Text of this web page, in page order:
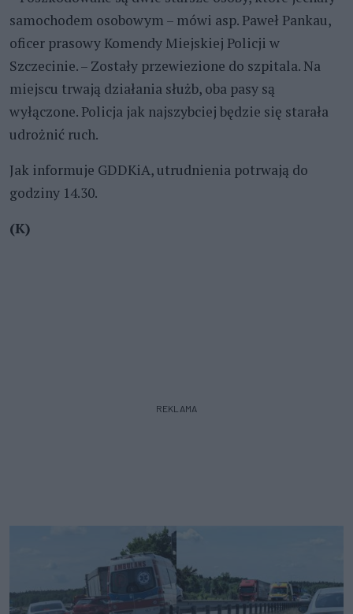
samochodem osobowym – mówi asp. Paweł Pankau,
oficer prasowy Komendy Miejskiej Policji w
Szczecinie. – Zostały przewiezione do szpitala. Na
miejscu trwają działania służb, oba pasy są
wyłączone. Policja jak najszybciej będzie się starała
udrożnić ruch.
Jak informuje GDDKiA, utrudnienia potrwają do
godziny 14.30.
(K)
REKLAMA